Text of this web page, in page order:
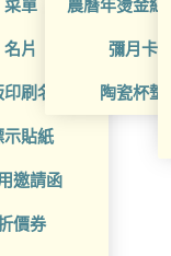
菜單
名片
刷名片
示貼紙
邀請函
價券
農曆年燙金紅
彌月卡
陶瓷杯墊
大尺寸印